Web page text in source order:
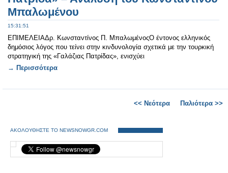
Μπαλωμένου
15:31:51
ΕΠΙΜΕΛΕΙΑΔρ. Κωνσταντίνος Π. ΜπαλωμένοςΟ έντονος ελληνικός
δημόσιος λόγος που τείνει στην κινδυνολογία σχετικά με την τουρκική
στρατηγική της «Γαλάζιας Πατρίδας», ενισχύει
→ Περισσότερα
<< Νεότερα Παλιότερα >>
ΑΚΟΛΟΥΘΗΣΤΕ ΤΟ NEWSNOWGR.COM